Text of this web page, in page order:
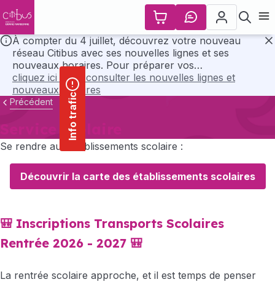
principal
À compter du 4 juillet, découvrez votre nouveau
réseau Citibus avec ses nouvelles lignes et ses
nouveaux horaires. Pour préparer vos
déplacements, consultez l’ensemble des horaires et
les plans du nouveau réseau en cliquant ci-dessous..
cliquez ici pour consulter les nouvelles lignes et
nouveaux horaires
Info trafic
Précédent
Service scolaire
Se rendre aux établissements scolaire :
Découvrir la carte des établissements scolaires
🎒 Inscriptions Transports Scolaires
Rentrée 2026 - 2027 🎒
La rentrée scolaire approche, et il est temps de penser
Panneau de gestion des cookies